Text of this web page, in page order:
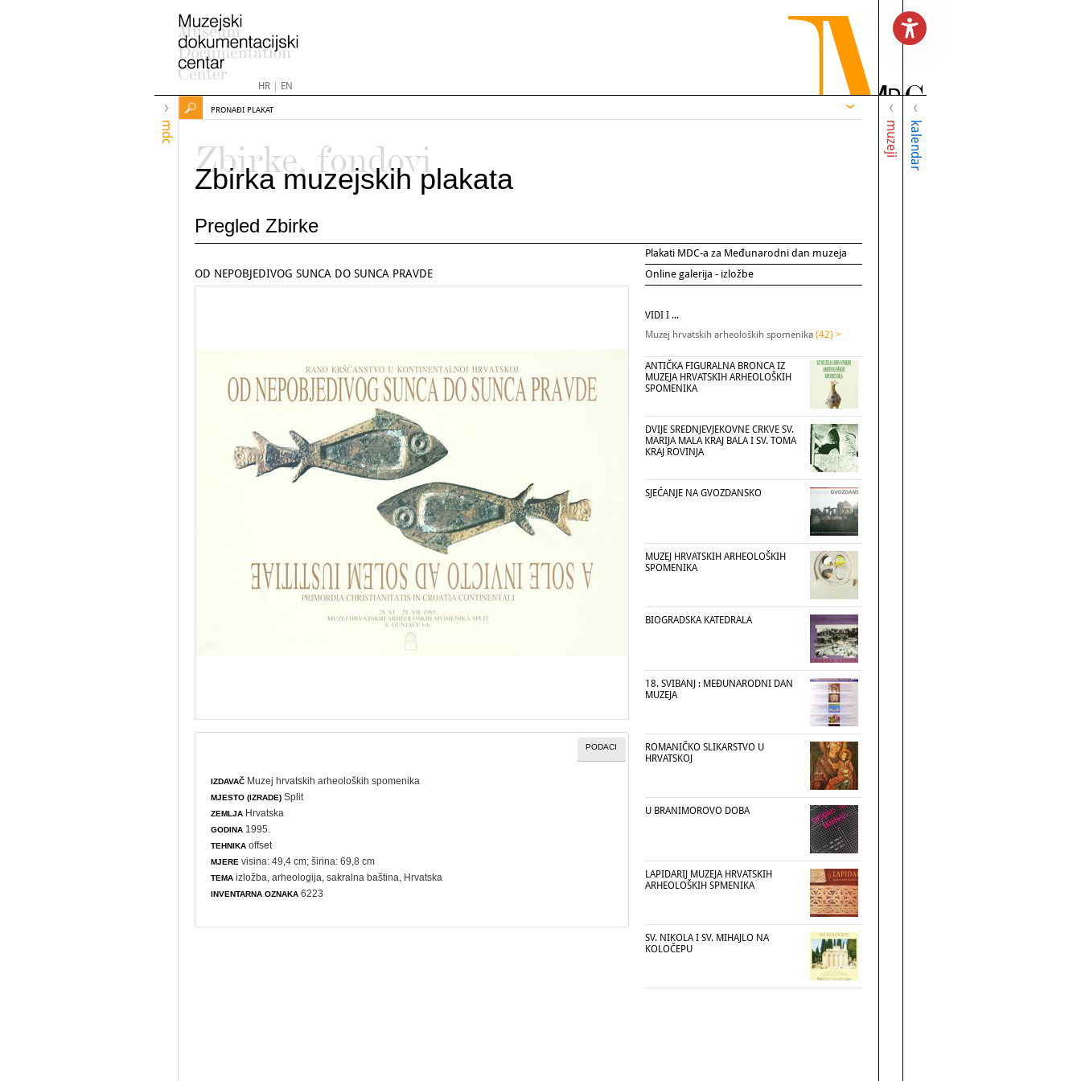
HR| EN
mdc muzeji kalendar
PRONAĐI PLAKAT
Zbirke, fondovi
Zbirka muzejskih plakata
Pregled Zbirke
Plakati MDC-a za Međunarodni dan muzeja
Online galerija - izložbe
OD NEPOBJEDIVOG SUNCA DO SUNCA PRAVDE
PODACI
IZDAVAČ Muzej hrvatskih arheoloških spomenika
MJESTO (IZRADE) Split
ZEMLJA Hrvatska
GODINA 1995.
TEHNIKA offset
MJERE visina: 49,4 cm; širina: 69,8 cm
TEMA izložba ,arheologija ,sakralna baština , Hrvatska
INVENTARNA OZNAKA 6223
VIDI I ...
Muzej hrvatskih arheoloških spomenika (42) >
ANTIČKA FIGURALNA BRONCA IZ
MUZEJA HRVATSKIH ARHEOLOŠKIH
SPOMENIKA
DVIJE SREDNJEVJEKOVNE CRKVE SV.
MARIJA MALA KRAJ BALA I SV. TOMA
KRAJ ROVINJA
SJEĆANJE NA GVOZDANSKO
MUZEJ HRVATSKIH ARHEOLOŠKIH
SPOMENIKA
BIOGRADSKA KATEDRALA
18. SVIBANJ : MEĐUNARODNI DAN
MUZEJA
ROMANIČKO SLIKARSTVO U
HRVATSKOJ
U BRANIMOROVO DOBA
LAPIDARIJ MUZEJA HRVATSKIH
ARHEOLOŠKIH SPMENIKA
SV. NIKOLA I SV. MIHAJLO NA
KOLOČEPU